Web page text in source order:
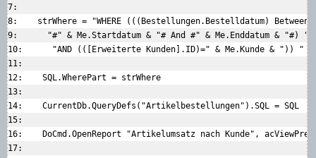
7:
8:    strWhere = "WHERE (((Bestellungen.Bestelldatum)
9:      "#" & Me.Startdatum & "# And #" & Me.Enddatum & "#)
10:      "AND (([Erweiterte Kunden].ID)=" & Me.Kunde & ")) "
11:
12:    SQL.WherePart = strWhere
13:
14:    CurrentDb.QueryDefs("Artikelbestellungen").SQL = SQL
15:
16:    DoCmd.OpenReport "Artikelumsatz nach Kunde",
17: